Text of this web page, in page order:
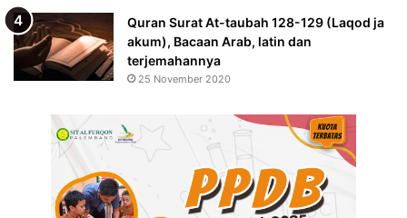
Quran Surat At-taubah 128-129 (Laqod ja
akum), Bacaan Arab, latin dan
terjemahannya
25 November 2020